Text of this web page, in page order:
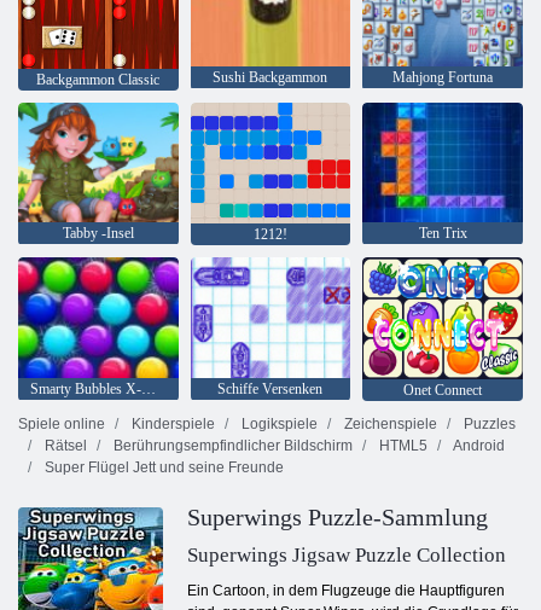
Backgammon Classic Sushi Backgammon Mahjong Fortuna
Tabby -Insel 1212! Ten Trix
Smarty Bubbles X-Mas Schiffe Versenken
Onet Connect
Spiele online
Kinderspiele Logikspiele Zeichenspiele
Puzzles
Rätsel
Berührungsempfindlicher Bildschirm HTML5
Android
Super Flügel Jett und seine Freunde
Superwings Puzzle-Sammlung
Superwings Jigsaw Puzzle Collection
Ein Cartoon, in dem Flugzeuge die Hauptfiguren